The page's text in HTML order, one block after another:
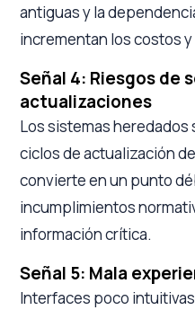
antiguas y la
incrementan los costos
Señal 4: Riesgos de
actualizaciones
Los sistemas heredados
ciclos de actualización
convierte en un punto
incumplimientos
información crítica.
Señal 5: Mala
Interfaces poco